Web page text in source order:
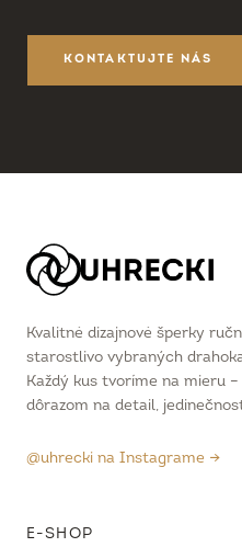
KONTAKTUJTE NÁS
Kvalitné dizajnové šperky
starostlivo vybraných
Každý kus tvoríme na mieru
dôrazom na detail,
@uhrecki na Instagrame →
E-SHOP